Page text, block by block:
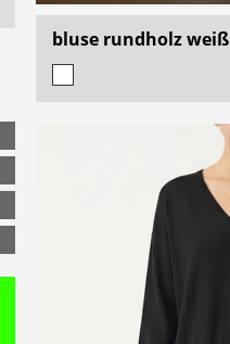
bluse rundholz weiß